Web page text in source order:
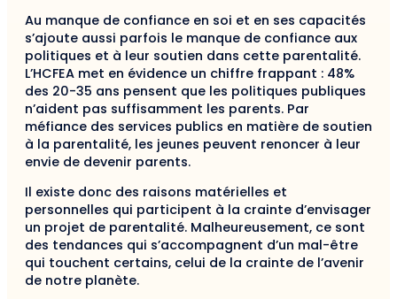
Au manque de confiance en soi et en ses capacités
s’ajoute aussi parfois le manque de confiance aux
politiques et à leur soutien dans cette parentalité.
L’HCFEA met en évidence un chiffre frappant : 48%
des 20-35 ans pensent que les politiques publiques
n’aident pas suffisamment les parents. Par
méfiance des services publics en matière de soutien
à la parentalité, les jeunes peuvent renoncer à leur
envie de devenir parents.
Il existe donc des raisons matérielles et
personnelles qui participent à la crainte d’envisager
un projet de parentalité. Malheureusement, ce sont
des tendances qui s’accompagnent d’un mal-être
qui touchent certains, celui de la crainte de l’avenir
de notre planète.